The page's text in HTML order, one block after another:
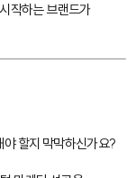
작하는 브랜드가
할지 막막하신가요?